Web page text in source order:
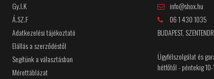
Gy.I.K
Á.SZ.F
Adatkezelési tájékoztató
Elállás a szerződéstől
Segítünk a választásban
Mérettáblázat
info@shox.hu
06 1 430 1035
BUDAPEST,
Ügyfélszolgálat és
hétfőtől - péntekig